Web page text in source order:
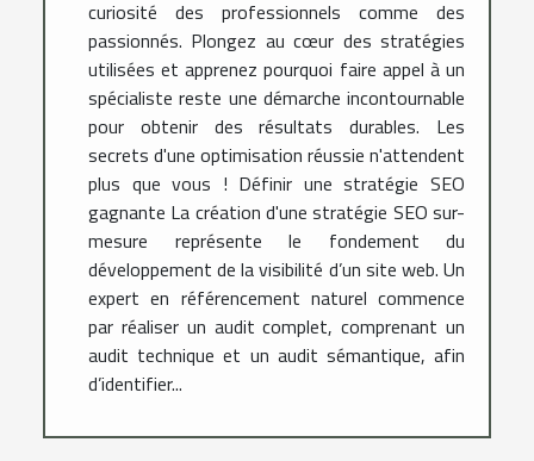
curiosité des professionnels comme des
passionnés. Plongez au cœur des stratégies
utilisées et apprenez pourquoi faire appel à un
spécialiste reste une démarche incontournable
pour obtenir des résultats durables. Les
secrets d'une optimisation réussie n'attendent
plus que vous ! Définir une stratégie SEO
gagnante La création d'une stratégie SEO sur-
mesure représente le fondement du
développement de la visibilité d’un site web. Un
expert en référencement naturel commence
par réaliser un audit complet, comprenant un
audit technique et un audit sémantique, afin
d’identifier...